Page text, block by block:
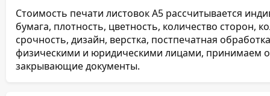
Стоимость печати листовок А5 рассчитывается
бумага, плотность, цветность, количество сторон,
срочность, дизайн, верстка, постпечатная
физическими и юридическими лицами, принимаем
закрывающие документы.